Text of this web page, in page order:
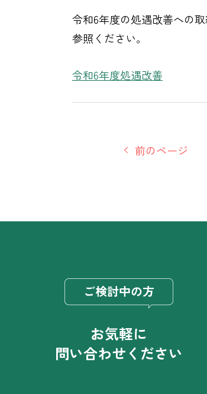
令和6年度の処遇改善への
参照ください。
令和6年度処遇改善
前のページ
ご検討中の方
お気軽に
問い合わせください